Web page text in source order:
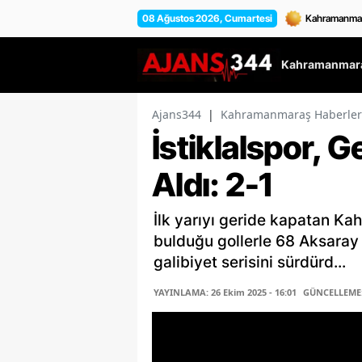
08 Ağustos 2026, Cumartesi
Ajans344 | Kahramanmaraş
İstiklalspor,
Aldı: 2-1
İlk yarıyı geride kapatan
bulduğu gollerle 68
galibiyet serisini sürdürd...
YAYINLAMA: 26 Ekim 2025 - 16:01